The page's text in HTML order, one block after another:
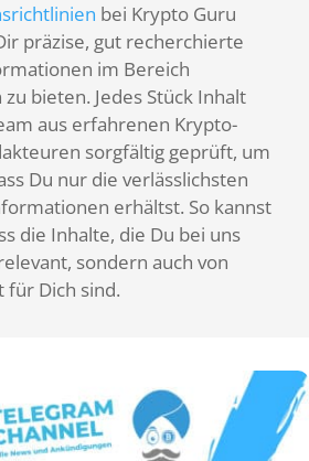
bei Krypto Guru
präzise, gut recherchierte
im Bereich
bieten. Jedes Stück Inhalt
aus erfahrenen Krypto-
sorgfältig geprüft, um
Du nur die verlässlichsten
erhältst. So kannst
die Inhalte, die Du bei uns
sondern auch von
Dich sind.